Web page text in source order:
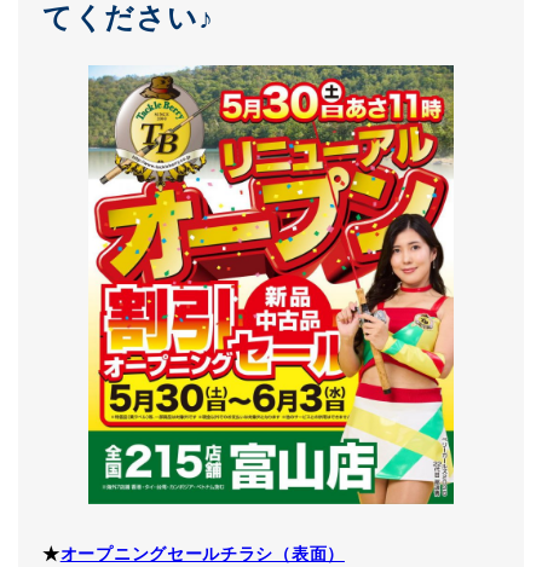
てください♪
★オープニングセールチラシ（表面）